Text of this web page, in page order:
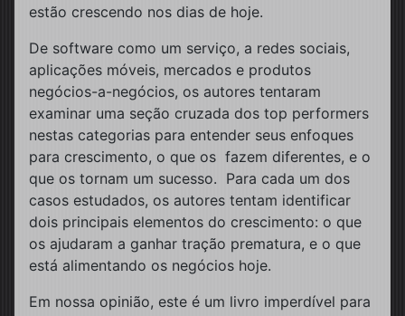
estão crescendo nos dias de hoje.
De software como um serviço, a redes sociais,
aplicações móveis, mercados e produtos
negócios-a-negócios, os autores tentaram
examinar uma seção cruzada dos top performers
nestas categorias para entender seus enfoques
para crescimento, o que os fazem diferentes, e o
que os tornam um sucesso. Para cada um dos
casos estudados, os autores tentam identificar
dois principais elementos do crescimento: o que
os ajudaram a ganhar tração prematura, e o que
está alimentando os negócios hoje.
Em nossa opinião, este é um livro imperdível para